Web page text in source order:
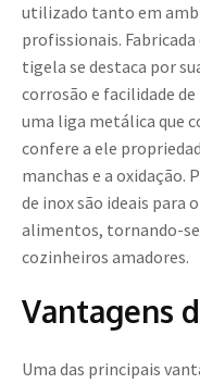
utilizado tanto em
profissionais.
tigela se destaca por
corrosão e facilidade
uma liga metálica que
confere a ele
manchas e a oxidação.
de inox são ideais para
alimentos, tornando-
cozinheiros amadores.
Vantagens
Uma das principais